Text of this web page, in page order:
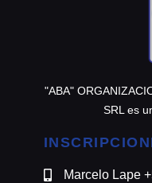
"ABA"
SRL es
Marcelo Lape